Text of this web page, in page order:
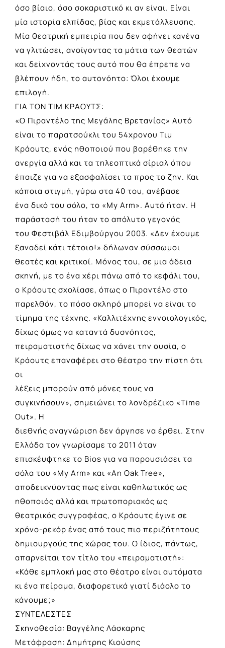
όσο βίαιο, όσο σοκαριστικό κι αν είναι. Είναι
μία ιστορία ελπίδας, βίας και εκμετάλλευσης.
Μία θεατρική εμπειρία που δεν αφήνει κανένα
να γλιτώσει, ανοίγοντας τα μάτια των θεατών
και δείχνοντάς τους αυτό που θα έπρεπε να
βλέπουν ήδη, το αυτονόητο: Όλοι έχουμε
επιλογή.
ΓΙΑ ΤΟΝ ΤΙΜ ΚΡΑΟΥΤΣ:
«Ο Πιραντέλο της Μεγάλης Βρετανίας» Αυτό
είναι το παρατσούκλι του 54χρονου Τιμ
Κράουτς, ενός ηθοποιού που βαρέθηκε την
ανεργία αλλά και τα τηλεοπτικά σίριαλ όπου
έπαιζε για να εξασφαλίσει τα προς το ζην. Και
κάποια στιγμή, γύρω στα 40 του, ανέβασε
ένα δικό του σόλο, το «Μy Arm». Αυτό ήταν. Η
παράστασή του ήταν το απόλυτο γεγονός
του Φεστιβάλ Εδιμβούργου 2003. «Δεν έχουμε
ξαναδεί κάτι τέτοιο!» δήλωναν σύσσωμοι
θεατές και κριτικοί. Μόνος του, σε μια άδεια
σκηνή, με το ένα χέρι πάνω από το κεφάλι του,
ο Κράουτς σχολίασε, όπως ο Πιραντέλο στο
παρελθόν, το πόσο σκληρό μπορεί να είναι το
τίμημα της τέχνης. «Καλλιτέχνης εννοιολογικός,
δίχως όμως να καταντά δυσνόητος,
πειραματιστής δίχως να χάνει την ουσία, ο
Κράουτς επαναφέρει στο θέατρο την πίστη ότι
οι
λέξεις μπορούν από μόνες τους να
συγκινήσουν», σημειώνει το λονδρέζικο «Time
Out». Η
διεθνής αναγνώριση δεν άργησε να έρθει. Στην
Ελλάδα τον γνωρίσαμε το 2011 όταν
επισκέυφτηκε το Bios για να παρουσιάσει τα
σόλα του «My Arm» και «An Oak Tree»,
αποδεικνύοντας πως είναι καθηλωτικός ως
ηθοποιός αλλά και πρωτοποριακός ως
θεατρικός συγγραφέας, ο Κράουτς έγινε σε
χρόνο-ρεκόρ ένας από τους πιο περιζήτητους
δημιουργούς της χώρας του. Ο ίδιος, πάντως,
απαρνείται τον τίτλο του «πειραματιστή»:
«Κάθε εμπλοκή μας στο θέατρο είναι αυτόματα
κι ένα πείραμα, διαφορετικά γιατί διάολο το
κάνουμε;»
ΣΥΝΤΕΛΕΣΤΕΣ
Σκηνοθεσία: Βαγγέλης Λάσκαρης
Μετάφραση: Δημήτρης Κιούσης